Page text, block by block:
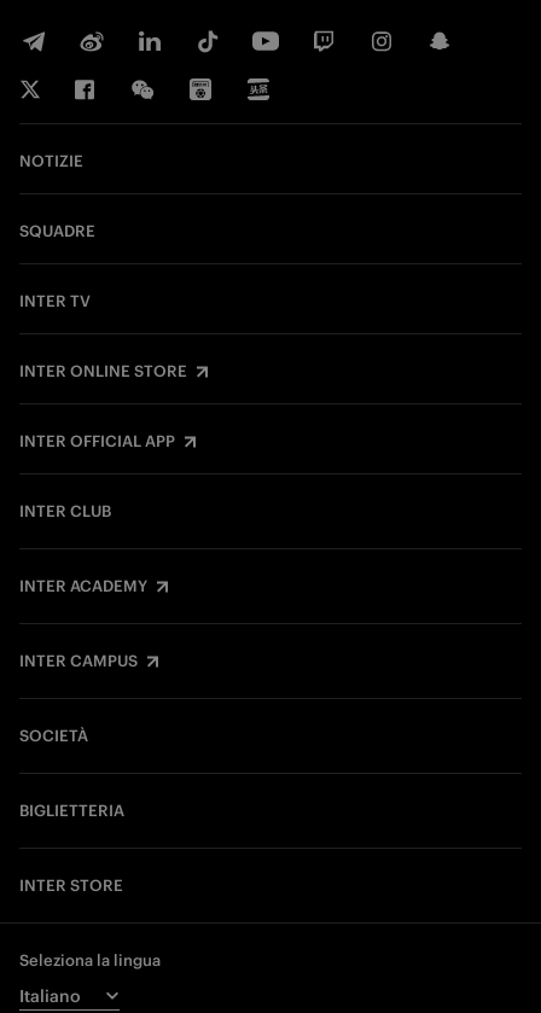
NOTIZIE
SQUADRE
INTER TV
INTER ONLINE STORE
INTER OFFICIAL APP
INTER CLUB
INTER ACADEMY
INTER CAMPUS
SOCIETÀ
BIGLIETTERIA
INTER STORE
Seleziona la lingua